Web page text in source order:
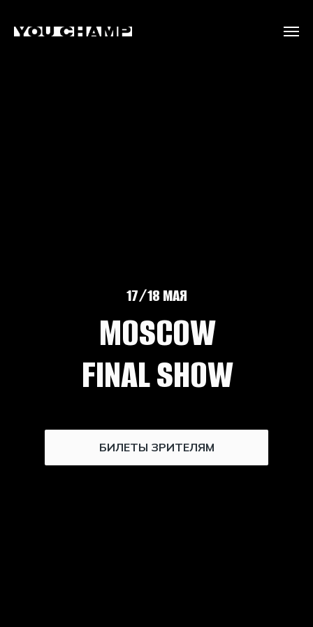
БИЛЕТЫ ЗРИТЕЛЯМ
17/18 МАЯ
MOSCOW
FINAL SHOW